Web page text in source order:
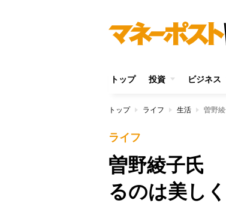
トップ 投資 ビジネス
トップ ライフ 生活 曽野
ライフ
曽野綾子氏
るのは美し